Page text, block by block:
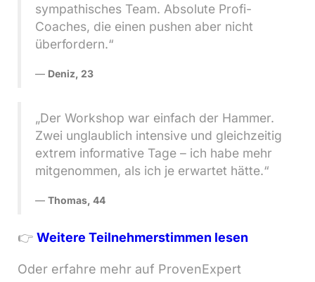
sympathisches Team. Absolute Profi-
Coaches, die einen pushen aber nicht
überfordern.“
Deniz, 23
„Der Workshop war einfach der Hammer.
Zwei unglaublich intensive und gleichzeitig
extrem informative Tage – ich habe mehr
mitgenommen, als ich je erwartet hätte.“
Thomas, 44
👉 Weitere Teilnehmerstimmen lesen
Oder erfahre mehr auf ProvenExpert